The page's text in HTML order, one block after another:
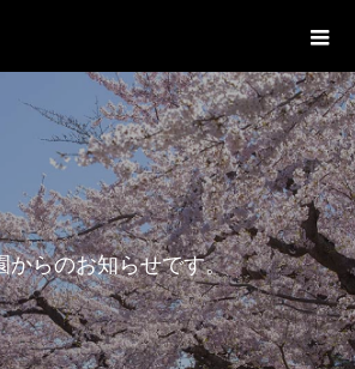
からのお知らせです。